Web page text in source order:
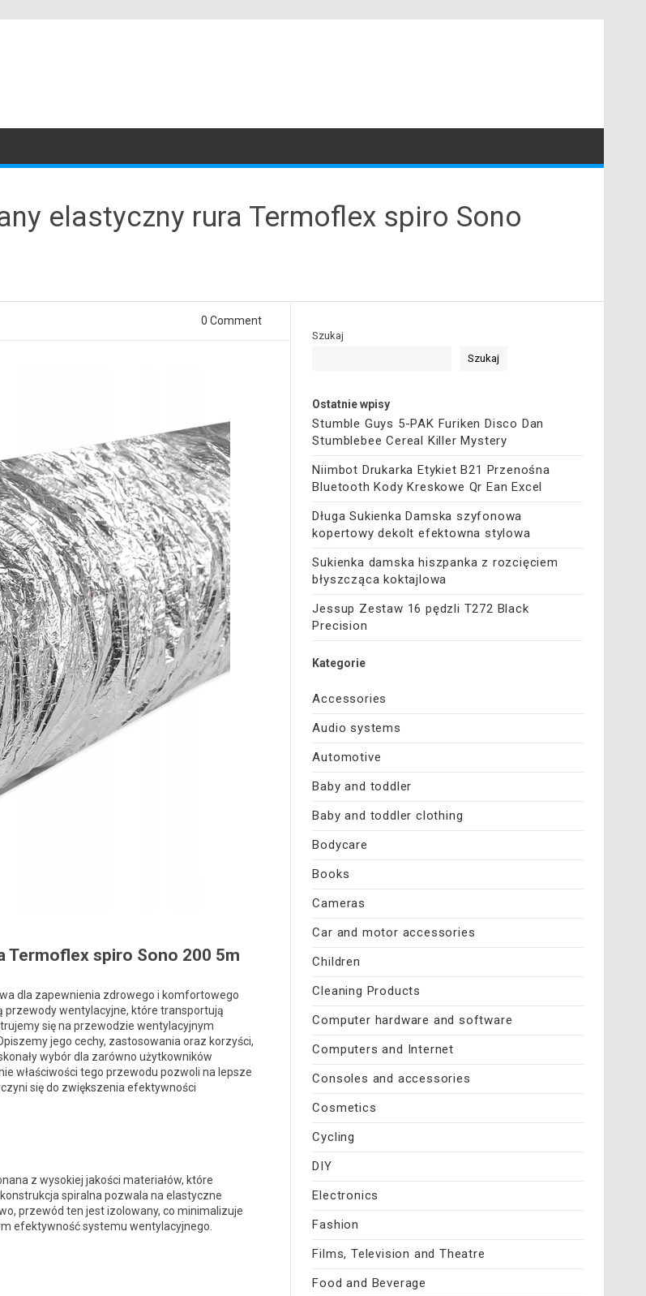
elastyczny rura Termoflex spiro Sono
0 Comment
Termoflex spiro Sono 200 5m
dla zapewnienia zdrowego i komfortowego
wentylacyjne, które transportują
się na przewodzie wentylacyjnym
jego cechy, zastosowania oraz korzyści,
wybór dla zarówno użytkowników
właściwości tego przewodu pozwoli na lepsze
się do zwiększenia efektywności
z wysokiej jakości materiałów, które
spiralna pozwala na elastyczne
przewód ten jest izolowany, co minimalizuje
efektywność systemu wentylacyjnego.
Szukaj
Szukaj
Ostatnie wpisy
Stumble Guys 5-PAK Furiken Disco Dan
Stumblebee Cereal Killer Mystery
Niimbot Drukarka Etykiet B21 Przenośna
Bluetooth Kody Kreskowe Qr Ean Excel
Długa Sukienka Damska szyfonowa
kopertowy dekolt efektowna stylowa
Sukienka damska hiszpanka z rozcięciem
błyszcząca koktajlowa
Jessup Zestaw 16 pędzli T272 Black
Precision
Kategorie
Accessories
Audio systems
Automotive
Baby and toddler
Baby and toddler clothing
Bodycare
Books
Cameras
Car and motor accessories
Children
Cleaning Products
Computer hardware and software
Computers and Internet
Consoles and accessories
Cosmetics
Cycling
DIY
Electronics
Fashion
Films, Television and Theatre
Food and Beverage